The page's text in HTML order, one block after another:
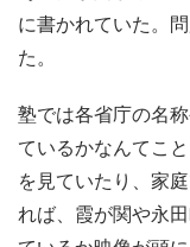
に書かれていた。
た。
塾では各省庁の名
ているかなんてこ
を見ていたり、家
れば、霞が関や永